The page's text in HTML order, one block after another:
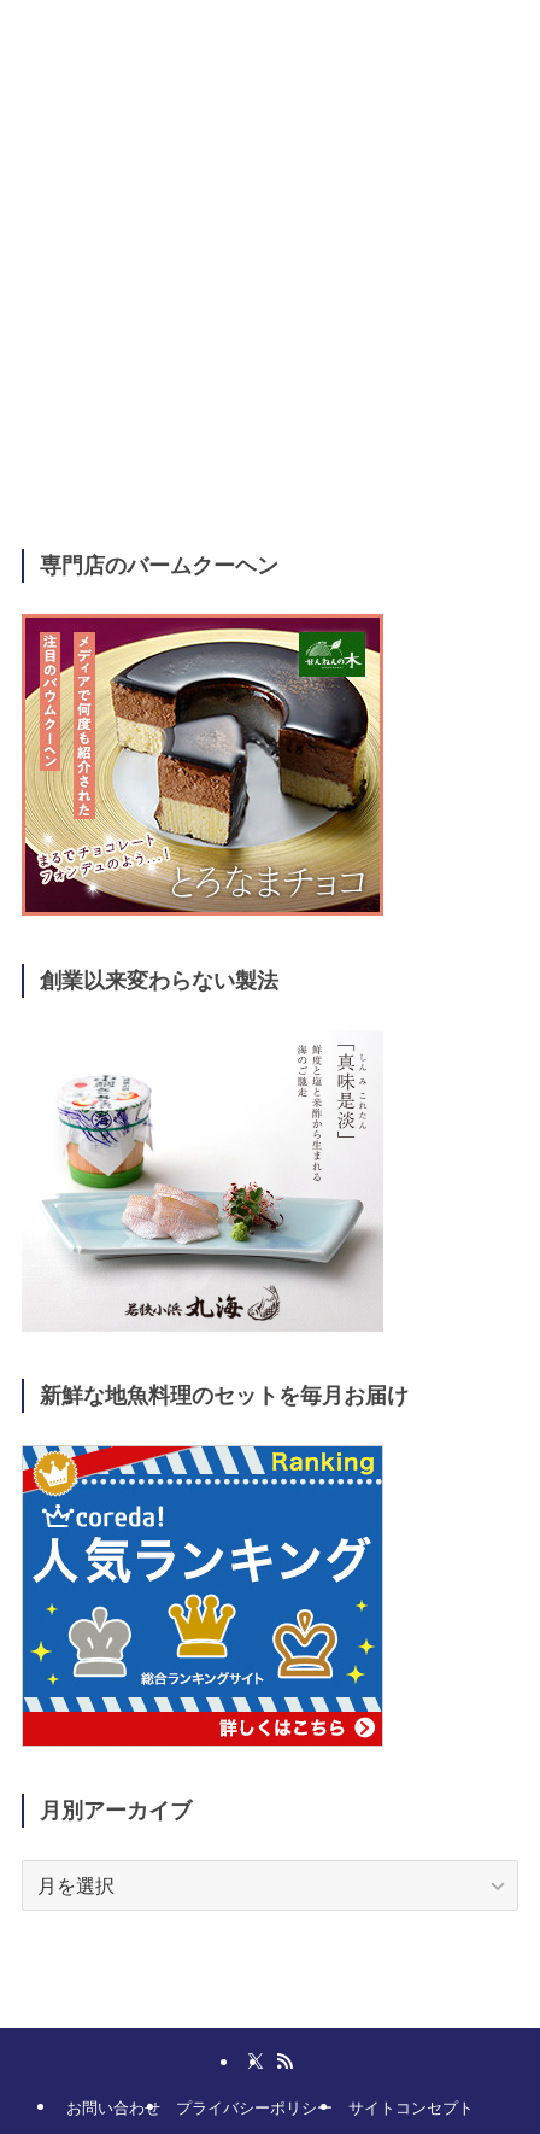
専門店のバームクーヘン
創業以来変わらない製法
新鮮な地魚料理のセットを毎月お届け
月別アーカイブ
イ
お問い合わせ プライバシーポリシー サイトコンセプト